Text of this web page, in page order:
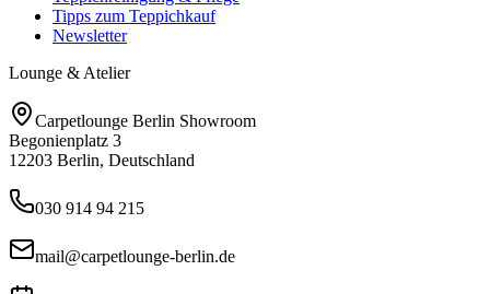
Tipps zum Teppichkauf
Newsletter
Lounge & Atelier
Carpetlounge Berlin Showroom
Begonienplatz 3
12203 Berlin, Deutschland
030 914 94 215
mail@carpetlounge-berlin.de